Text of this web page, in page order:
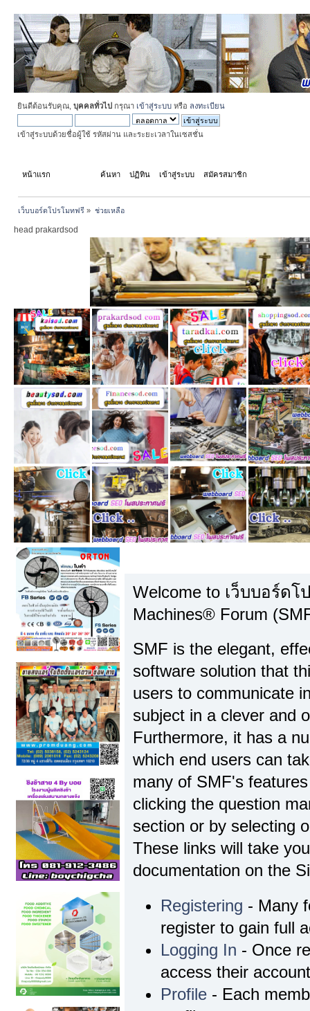
ยินดีต้อนรับคุณ, บุคคลทั่วไป กรุณา เข้าสู่ระบบ หรือ ลงทะเบียน
เข้าสู่ระบบด้วยชื่อผู้ใช้ รหัสผ่าน และระยะเวลาในเซสชั่น
หน้าแรก ค้นหา ปฏิทิน เข้าสู่ระบบ สมัครสมาชิก
เว็บบอร์ดโปรโมทฟรี » ช่วยเหลือ
head prakardsod
Welcome to เว็บบอร์ดโ
Machines® Forum
SMF is the elegant,
software solution that
users to communicate
subject in a clever and
Furthermore, it has a
which end users can
many of SMF's
clicking the question
section or by selecting
These links will take
documentation on the
Registering - Many
register to gain full
Logging In - Once
access their
Profile - Each